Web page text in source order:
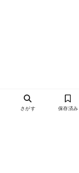
さがす 保存済み